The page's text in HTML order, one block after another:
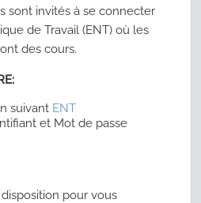
sont invités à se connecter
de Travail (ENT) où les
des cours.
suivant ENT
et Mot de passe
pour vous